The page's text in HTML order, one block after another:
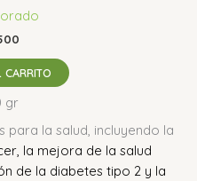
CARRITO
gr
la salud, incluyendo la
la mejora de la salud
de la diabetes tipo 2 y la